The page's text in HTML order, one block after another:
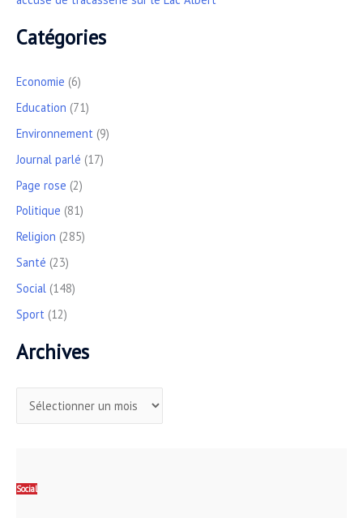
Catégories
Economie (6)
Education (71)
Environnement (9)
Journal parlé (17)
Page rose (2)
Politique (81)
Religion (285)
Santé (23)
Social (148)
Sport (12)
Archives
Social